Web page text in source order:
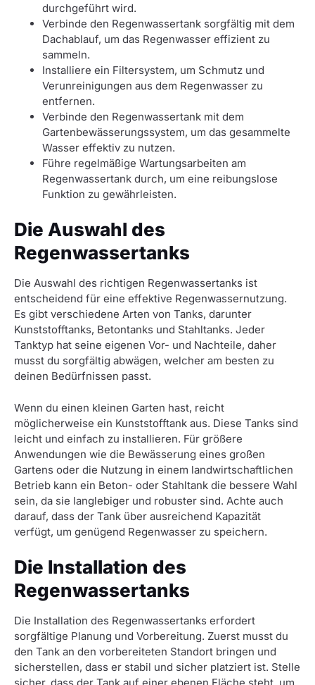
durchgeführt wird.
Verbinde den Regenwassertank sorgfältig mit dem
Dachablauf, um das Regenwasser effizient zu
sammeln.
Installiere ein Filtersystem, um Schmutz und
Verunreinigungen aus dem Regenwasser zu
entfernen.
Verbinde den Regenwassertank mit dem
Gartenbewässerungssystem, um das gesammelte
Wasser effektiv zu nutzen.
Führe regelmäßige Wartungsarbeiten am
Regenwassertank durch, um eine reibungslose
Funktion zu gewährleisten.
Die Auswahl des
Regenwassertanks
Die Auswahl des richtigen Regenwassertanks ist
entscheidend für eine effektive Regenwassernutzung.
Es gibt verschiedene Arten von Tanks, darunter
Kunststofftanks, Betontanks und Stahltanks. Jeder
Tanktyp hat seine eigenen Vor- und Nachteile, daher
musst du sorgfältig abwägen, welcher am besten zu
deinen Bedürfnissen passt.
Wenn du einen kleinen Garten hast, reicht
möglicherweise ein Kunststofftank aus. Diese Tanks sind
leicht und einfach zu installieren. Für größere
Anwendungen wie die Bewässerung eines großen
Gartens oder die Nutzung in einem landwirtschaftlichen
Betrieb kann ein Beton- oder Stahltank die bessere Wahl
sein, da sie langlebiger und robuster sind. Achte auch
darauf, dass der Tank über ausreichend Kapazität
verfügt, um genügend Regenwasser zu speichern.
Die Installation des
Regenwassertanks
Die Installation des Regenwassertanks erfordert
sorgfältige Planung und Vorbereitung. Zuerst musst du
den Tank an den vorbereiteten Standort bringen und
sicherstellen, dass er stabil und sicher platziert ist. Stelle